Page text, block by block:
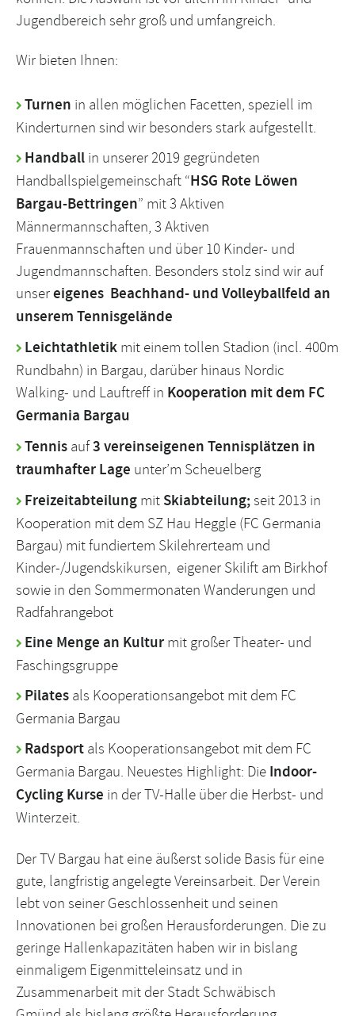
Jugendbereich sehr groß und umfangreich.
Wir bieten Ihnen:
Turnen in allen möglichen Facetten, speziell im
Kinderturnen sind wir besonders stark aufgestellt.
Handball in unserer 2019 gegründeten
Handballspielgemeinschaft “HSG Rote Löwen
Bargau-Bettringen” mit 3 Aktiven
Männermannschaften, 3 Aktiven
Frauenmannschaften und über 10 Kinder- und
Jugendmannschaften. Besonders stolz sind wir auf
unsereigenes Beachhand- und Volleyballfeld an
unserem Tennisgelände
Leichtathletik mit einem tollen Stadion (incl. 400m
Rundbahn) in Bargau, darüber hinaus Nordic
Walking- und Lauftreff in Kooperation mit dem FC
Germania Bargau
Tennis auf3 vereinseigenen Tennisplätzen in
traumhafter Lage unter’m Scheuelberg
Freizeitabteilung mit Skiabteilung;seit 2013 in
Kooperation mit dem SZ Hau Heggle (FC Germania
Bargau) mit fundiertem Skilehrerteam und
Kinder-/Jugendskikursen, eigener Skilift am Birkhof
sowie in den Sommermonaten Wanderungen und
Radfahrangebot
Eine Menge an Kultur mit großer Theater- und
Faschingsgruppe
Pilates als Kooperationsangebot mit dem FC
Germania Bargau
Radsport als Kooperationsangebot mit dem FC
Germania Bargau. Neuestes Highlight: Die Indoor-
Cycling Kurse in der TV-Halle über die Herbst- und
Winterzeit.
Der TV Bargau hat eine äußerst solide Basis für eine
gute, langfristig angelegte Vereinsarbeit. Der Verein
lebt von seiner Geschlossenheit und seinen
Innovationen bei großen Herausforderungen. Die zu
geringe Hallenkapazitäten haben wir in bislang
einmaligem Eigenmitteleinsatz und in
Zusammenarbeit mit der Stadt Schwäbisch